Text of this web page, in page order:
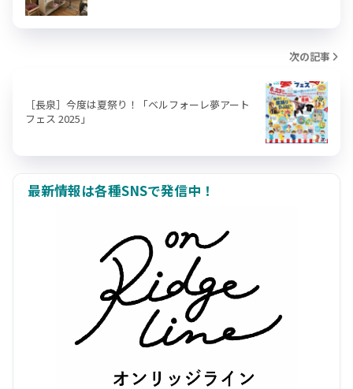
次の記事
［長泉］今度は夏祭り！「ベルフォーレ夢アート
フェス 2025」
最新情報は各種SNSで発信中！